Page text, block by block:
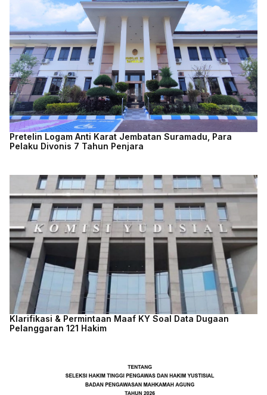
Pretelin Logam Anti Karat Jembatan Suramadu, Para
Pelaku Divonis 7 Tahun Penjara
Klarifikasi & Permintaan Maaf KY Soal Data Dugaan
Pelanggaran 121 Hakim